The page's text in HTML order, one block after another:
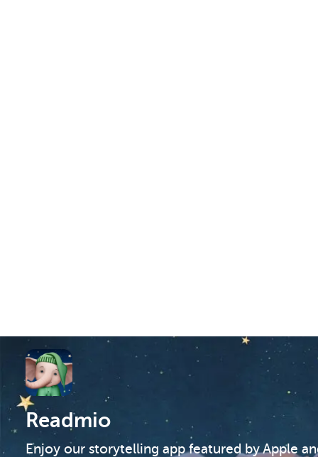
Readmio
Enjoy our storytelling app featured by Apple